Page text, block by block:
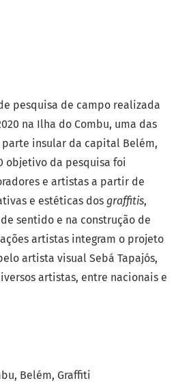
Belém Graffiti
pesquisa de campo realizada
na Ilha do Combu, uma das
insular da capital Belém,
objetivo da pesquisa foi
e artistas a partir de
e estéticas dos graffitis,
sentido e na construção de
artistas integram o projeto
artista visual Sebá Tapajós,
artistas, entre nacionais e